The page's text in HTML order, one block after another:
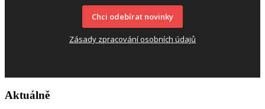
Chci odebírat novinky
Zásady zpracování osobních údajů
Aktuálně